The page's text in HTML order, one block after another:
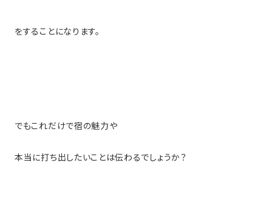
をすることになります。
でもこれだけで宿の魅力や
本当に打ち出したいことは伝わるでしょうか？